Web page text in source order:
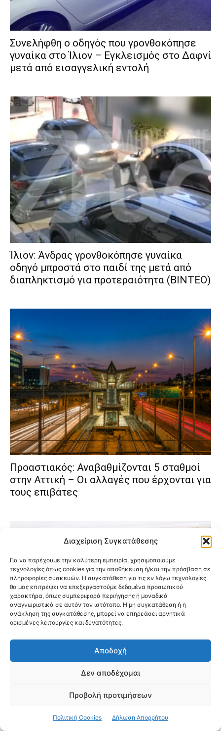
Διαχείριση Συγκατάθεσης
Για να παρέχουμε την καλύτερη εμπειρία, χρησιμοποιούμε
τεχνολογίες όπως cookies για την αποθήκευση ή/και την πρόσβαση σε
πληροφορίες συσκευών. Η συγκατάθεση για τις εν λόγω τεχνολογίες
θα μας επιτρέψει να επεξεργαστούμε δεδομένα προσωπικού
χαρακτήρα, όπως συμπεριφορά περιήγησης ή μοναδικά
αναγνωριστικά σε αυτόν τον ιστότοπο. Η μη συγκατάθεση ή η
ανάκληση της συγκατάθεσης, μπορεί να επηρεάσει αρνητικά
ορισμένες λειτουργίες και δυνατότητες.
Αποδοχή
Δεν αποδέχομαι
Προβολή προτιμήσεων
Πολιτική Cookies Δήλωση Απορρήτου
Συνελήφθη ο οδηγός που γρονθοκόπησε
γυναίκα στο Ίλιον – Εγκλεισμός στο Δαφνί
μετά από εισαγγελική εντολή
Ίλιον: Άνδρας γρονθοκόπησε γυναίκα
οδηγό μπροστά στο παιδί της μετά από
διαπληκτισμό για προτεραιότητα (ΒΙΝΤΕΟ)
Προαστιακός: Αναβαθμίζονται 5 σταθμοί
στην Αττική – Οι αλλαγές που έρχονται για
τους επιβάτες
Εγκαινιάστηκαν οι νέες παιδικές
κατασκηνώσεις της Ιεράς Μητροπόλεως